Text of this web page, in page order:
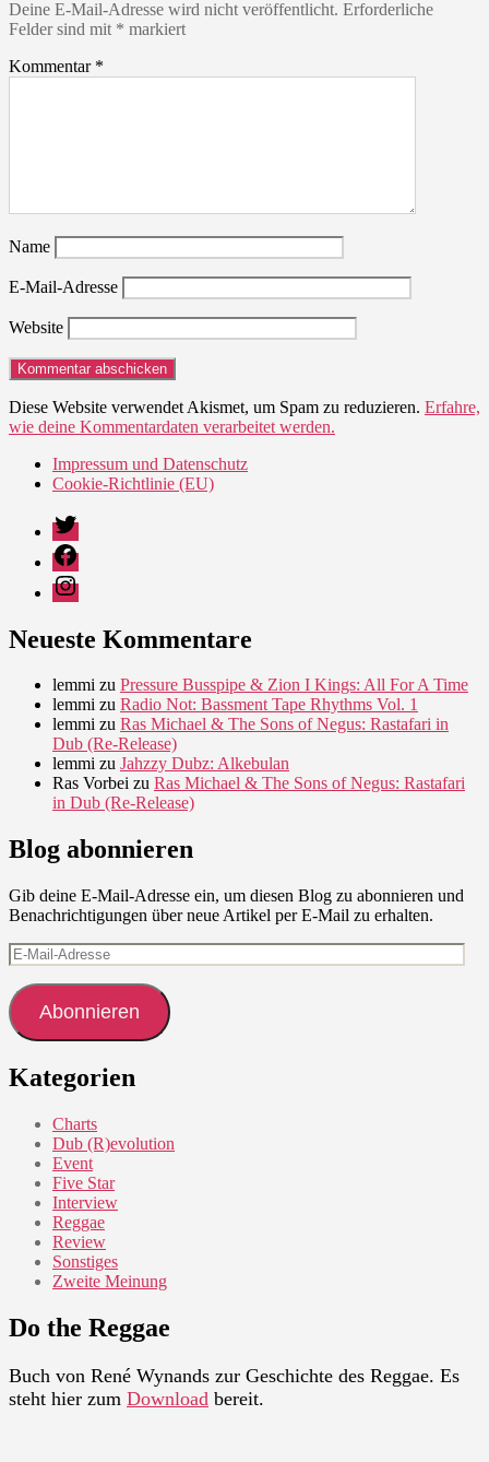
Deine E-Mail-Adresse wird nicht veröffentlicht. Erforderliche
Felder sind mit * markiert
Kommentar *
Name
E-Mail-Adresse
Website
Diese Website verwendet Akismet, um Spam zu reduzieren. Erfahre,
wie deine Kommentardaten verarbeitet werden.
Impressum und Datenschutz
Cookie-Richtlinie (EU)
Twitter
Facebook
Instagram
Neueste Kommentare
lemmi zu Pressure Busspipe & Zion I Kings: All For A Time
lemmi zu Radio Not: Bassment Tape Rhythms Vol. 1
lemmi zu Ras Michael & The Sons of Negus: Rastafari in
Dub (Re-Release)
lemmi zu Jahzzy Dubz: Alkebulan
Ras Vorbei zu Ras Michael & The Sons of Negus: Rastafari
in Dub (Re-Release)
Blog abonnieren
Gib deine E-Mail-Adresse ein, um diesen Blog zu abonnieren und
Benachrichtigungen über neue Artikel per E-Mail zu erhalten.
E-
Mail-
Adresse
Abonnieren
Kategorien
Charts
Dub (R)evolution
Event
Five Star
Interview
Reggae
Review
Sonstiges
Zweite Meinung
Do the Reggae
Buch von René Wynands zur Geschichte des Reggae. Es
steht hier zum Download bereit.